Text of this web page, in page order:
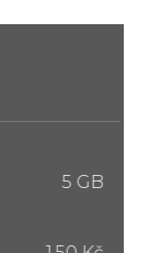
5 GB